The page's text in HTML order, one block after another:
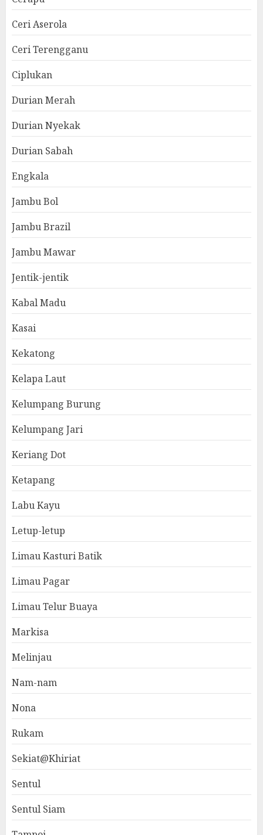
Ceri Aserola
Ceri Terengganu
Ciplukan
Durian Merah
Durian Nyekak
Durian Sabah
Engkala
Jambu Bol
Jambu Brazil
Jambu Mawar
Jentik-jentik
Kabal Madu
Kasai
Kekatong
Kelapa Laut
Kelumpang Burung
Kelumpang Jari
Keriang Dot
Ketapang
Labu Kayu
Letup-letup
Limau Kasturi Batik
Limau Pagar
Limau Telur Buaya
Markisa
Melinjau
Nam-nam
Nona
Rukam
Sekiat@Khiriat
Sentul
Sentul Siam